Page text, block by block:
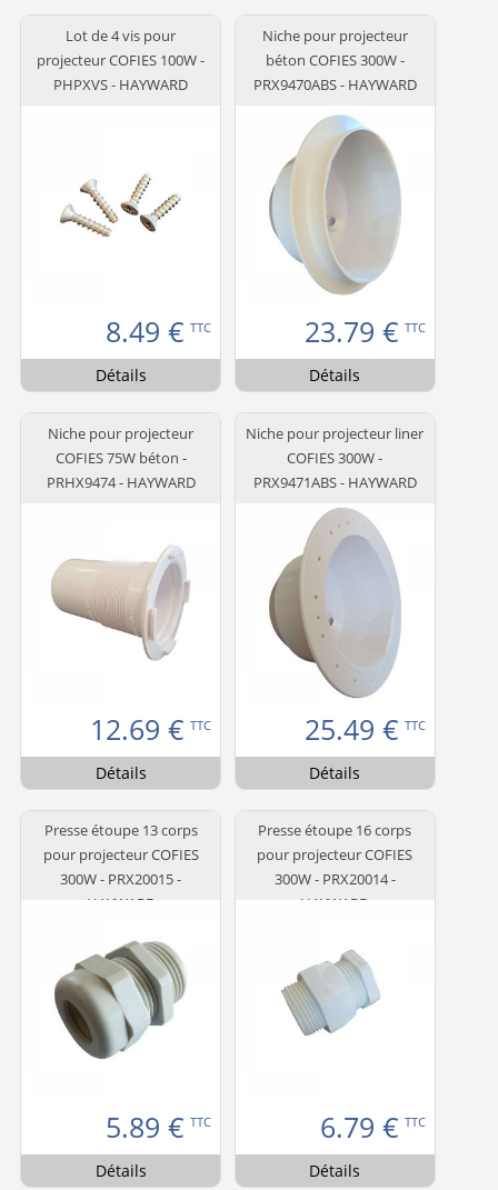
Lot de 4 vis pour
projecteur COFIES 100W -
PHPXVS - HAYWARD
8.49 € TTC
Détails
Niche pour projecteur
béton COFIES 300W -
PRX9470ABS - HAYWARD
23.79 € TTC
Détails
Niche pour projecteur
COFIES 75W béton -
PRHX9474 - HAYWARD
12.69 € TTC
Détails
Niche pour projecteur liner
COFIES 300W -
PRX9471ABS - HAYWARD
25.49 € TTC
Détails
Presse étoupe 13 corps
pour projecteur COFIES
300W - PRX20015 -
HAYWARD
5.89 € TTC
Détails
Presse étoupe 16 corps
pour projecteur COFIES
300W - PRX20014 -
HAYWARD
6.79 € TTC
Détails